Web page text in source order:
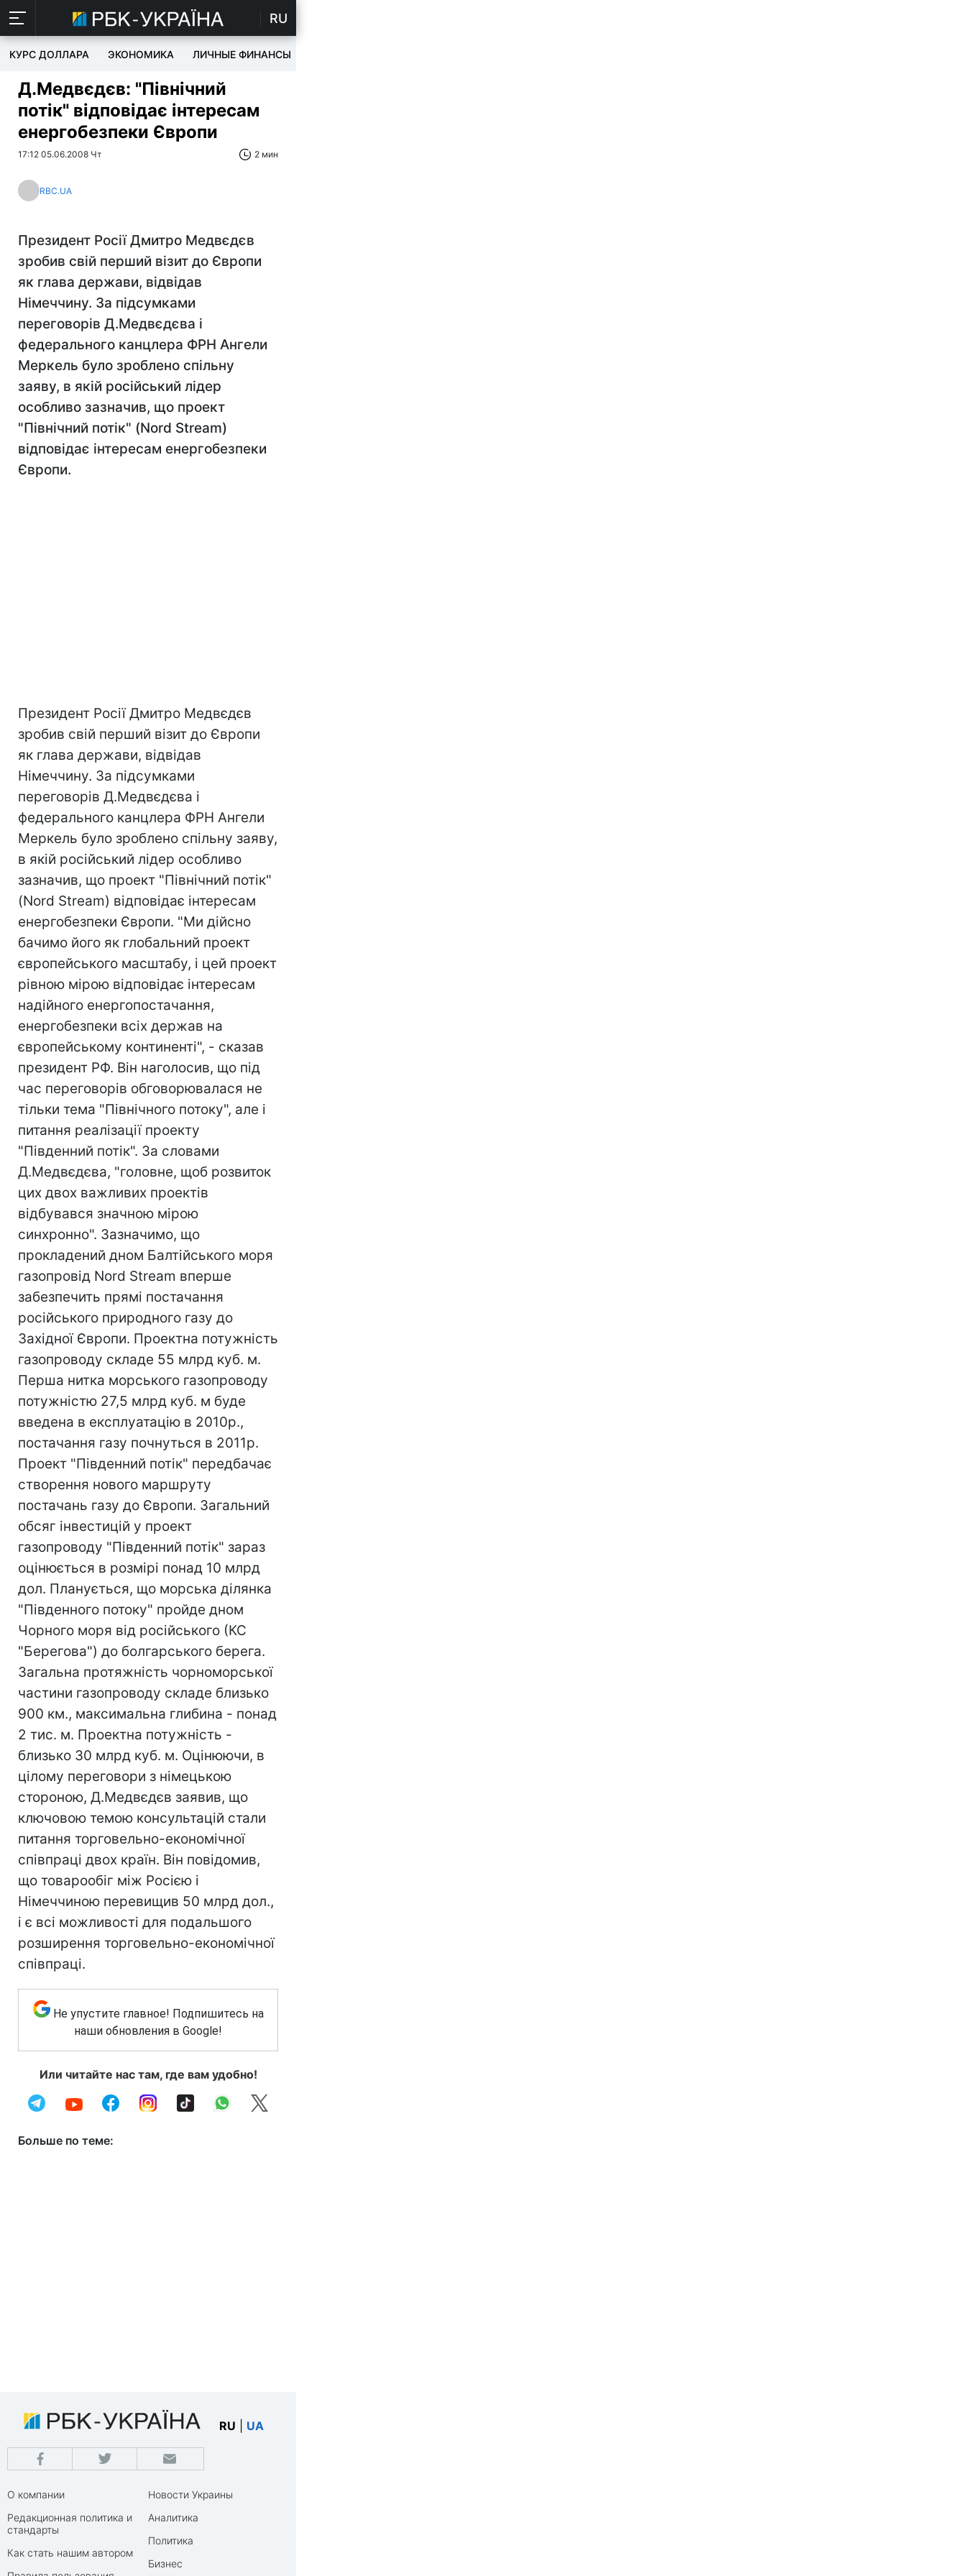
RU
КУРС ДОЛЛАРА ЭКОНОМИКА ЛИЧНЫЕ ФИНАНСЫ
Д.Медвєдєв: "Північний
потік" відповідає інтересам
енергобезпеки Європи
17:12 05.06.2008 Чт 2 мин
RBC.UA
Президент Росії Дмитро Медвєдєв
зробив свій перший візит до Європи
як глава держави, відвідав
Німеччину. За підсумками
переговорів Д.Медвєдєва і
федерального канцлера ФРН Ангели
Меркель було зроблено спільну
заяву, в якій російський лідер
особливо зазначив, що проект
"Північний потік" (Nord Stream)
відповідає інтересам енергобезпеки
Європи.
Президент Росії Дмитро Медвєдєв
зробив свій перший візит до Європи
як глава держави, відвідав
Німеччину. За підсумками
переговорів Д.Медвєдєва і
федерального канцлера ФРН Ангели
Меркель було зроблено спільну заяву,
в якій російський лідер особливо
зазначив, що проект "Північний потік"
(Nord Stream) відповідає інтересам
енергобезпеки Європи. "Ми дійсно
бачимо його як глобальний проект
європейського масштабу, і цей проект
рівною мірою відповідає інтересам
надійного енергопостачання,
енергобезпеки всіх держав на
європейському континенті", - сказав
президент РФ. Він наголосив, що під
час переговорів обговорювалася не
тільки тема "Північного потоку", але і
питання реалізації проекту
"Південний потік". За словами
Д.Медвєдєва, "головне, щоб розвиток
цих двох важливих проектів
відбувався значною мірою
синхронно". Зазначимо, що
прокладений дном Балтійського моря
газопровід Nord Stream вперше
забезпечить прямі постачання
російського природного газу до
Західної Європи. Проектна потужність
газопроводу складе 55 млрд куб. м.
Перша нитка морського газопроводу
потужністю 27,5 млрд куб. м буде
введена в експлуатацію в 2010р.,
постачання газу почнуться в 2011р.
Проект "Південний потік" передбачає
створення нового маршруту
постачань газу до Європи. Загальний
обсяг інвестицій у проект
газопроводу "Південний потік" зараз
оцінюється в розмірі понад 10 млрд
дол. Планується, що морська ділянка
"Південного потоку" пройде дном
Чорного моря від російського (КС
"Берегова") до болгарського берега.
Загальна протяжність чорноморської
частини газопроводу складе близько
900 км., максимальна глибина - понад
2 тис. м. Проектна потужність -
близько 30 млрд куб. м. Оцінюючи, в
цілому переговори з німецькою
стороною, Д.Медвєдєв заявив, що
ключовою темою консультацій стали
питання торговельно-економічної
співпраці двох країн. Він повідомив,
що товарообіг між Росією і
Німеччиною перевищив 50 млрд дол.,
і є всі можливості для подальшого
розширення торговельно-економічної
співпраці.
Не упустите главное! Подпишитесь на
наши обновления в Google!
Или читайте нас там, где вам удобно!
Больше по теме:
RU UA
О компании
Редакционная политика и
стандарты
Как стать нашим автором
Новости Украины
Аналитика
Политика
Бизнес